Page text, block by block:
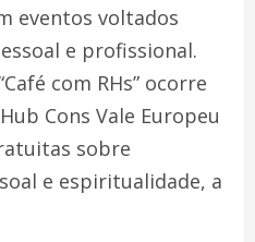
eventos voltados
e profissional.
com RHs” ocorre
Cons Vale Europeu
sobre
e espiritualidade, a